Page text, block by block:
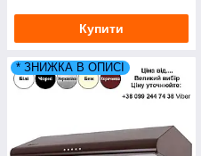
Купити
* ЗНИЖКА В ОПИСІ